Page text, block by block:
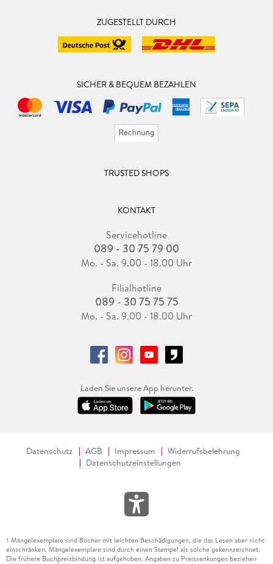
ZUGESTELLT DURCH
SICHER & BEQUEM BEZAHLEN
TRUSTED SHOPS
KONTAKT
Servicehotline
089 - 30 75 79 00
Mo. - Sa. 9.00 - 18.00 Uhr
Filialhotline
089 - 30 75 75 75
Mo. - Sa. 9.00 - 18.00 Uhr
Laden Sie unsere App herunter.
Datenschutz AGB Impressum
Widerrufsbelehrung
Datenschutzeinstellungen
1 Mängelexemplare sind Bücher mit leichten Beschädigungen, die das Lesen aber nicht
einschränken. Mängelexemplare sind durch einen Stempel als solche gekennzeichnet.
Die frühere Buchpreisbindung ist aufgehoben. Angaben zu Preissenkungen beziehen